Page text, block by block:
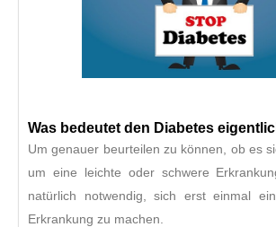
Was bedeutet den Diabetes
Um genauer beurteilen zu können, ob es
um eine leichte oder schwere
natürlich notwendig, sich erst einmal
Erkrankung zu machen.